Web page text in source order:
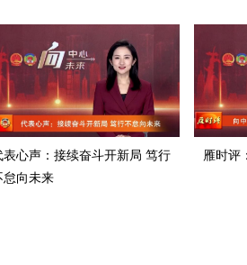
表心声：接续奋斗开新局 笃行
怠向未来
雁时评